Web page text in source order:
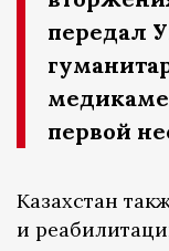
передал
первой
Казахстан
и